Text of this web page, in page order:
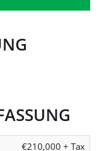
€210,000 + Tax